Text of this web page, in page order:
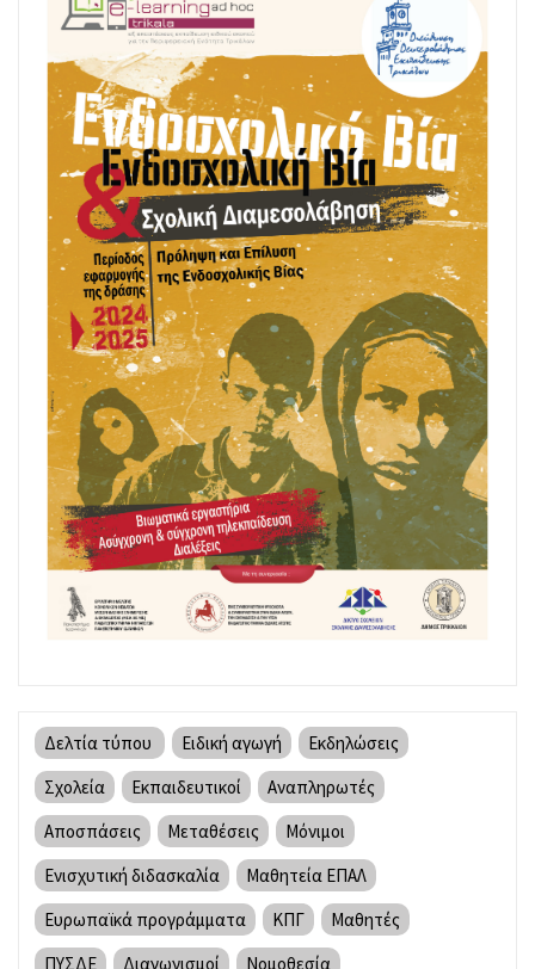
Δελτία τύπου Ειδική αγωγή
Εκδηλώσεις
Σχολεία
Εκπαιδευτικοί
Αναπληρωτές
Αποσπάσεις
Μεταθέσεις
Μόνιμοι
Ενισχυτική διδασκαλία
Μαθητεία ΕΠΑΛ
Ευρωπαϊκά προγράμματα
ΚΠΓ
Μαθητές
ΠΥΣΔΕ
Διαγωνισμοί
Νομοθεσία